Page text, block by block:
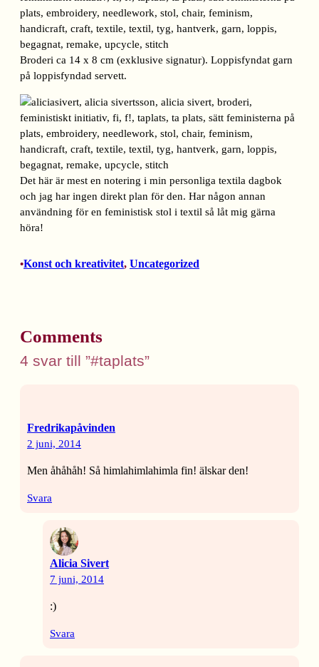
Broderi ca 14 x 8 cm (exklusive signatur). Loppisfyndat garn
på loppisfyndad servett.
Det här är mest en notering i min personliga textila dagbok
och jag har ingen direkt plan för den. Har någon annan
användning för en feministisk stol i textil så låt mig gärna
höra!
•Konst och kreativitet, Uncategorized
Comments
4 svar till ”#taplats”
Fredrikapåvinden
2 juni, 2014
Men åhåhåh! Så himlahimlahimla fin! älskar den!
Svara
Alicia Sivert
7 juni, 2014
:)
Svara